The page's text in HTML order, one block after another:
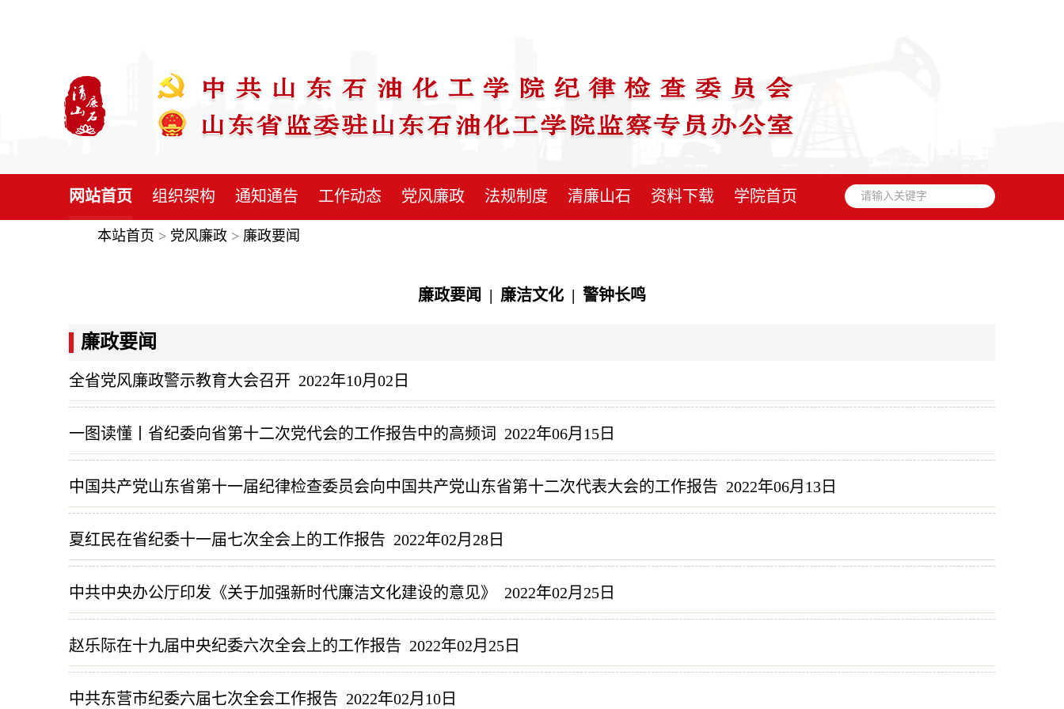
网站首页 组织架构 通知通告 工作动态 党风廉政 法规制度 清廉山石 资料下载 学院首页
本站首页 > 党风廉政 > 廉政要闻
廉政要闻 | 廉洁文化 | 警钟长鸣
廉政要闻
全省党风廉政警示教育大会召开 2022年10月02日
一图读懂丨省纪委向省第十二次党代会的工作报告中的高频词 2022年06月15日
中国共产党山东省第十一届纪律检查委员会向中国共产党山东省第十二次代表大会的工作报告 2022年06月13日
夏红民在省纪委十一届七次全会上的工作报告 2022年02月28日
中共中央办公厅印发《关于加强新时代廉洁文化建设的意见》 2022年02月25日
赵乐际在十九届中央纪委六次全会上的工作报告 2022年02月25日
中共东营市纪委六届七次全会工作报告 2022年02月10日